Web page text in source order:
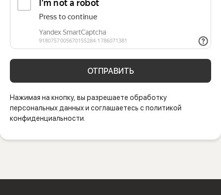
ОТПРАВИТЬ
Нажимая на кнопку, вы разрешаете обработку
персональных данных и соглашаетесь с политикой
конфиденциальности.